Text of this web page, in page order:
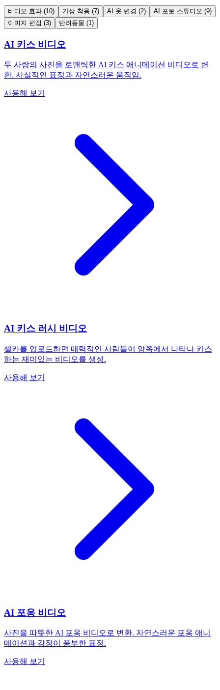
비디오 효과 (10) 가상 착용 (7) AI 옷 변경 (2) AI 포토 스튜디오 (9)
이미지 편집 (3) 반려동물 (1)
AI 키스 비디오
두 사람의 사진을 로맨틱한 AI 키스 애니메이션 비디오로 변
환. 사실적인 표정과 자연스러운 움직임.
사용해 보기
AI 키스 러시 비디오
셀카를 업로드하면 매력적인 사람들이 양쪽에서 나타나 키스
하는 재미있는 비디오를 생성.
사용해 보기
AI 포옹 비디오
사진을 따뜻한 AI 포옹 비디오로 변환. 자연스러운 포옹 애니
메이션과 감정이 풍부한 표정.
사용해 보기